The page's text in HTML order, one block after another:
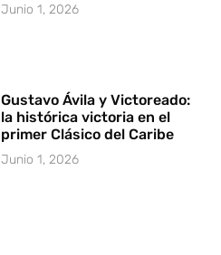
Junio 1, 2026
Gustavo Ávila y Victoreado:
la histórica victoria en el
primer Clásico del Caribe
Junio 1, 2026